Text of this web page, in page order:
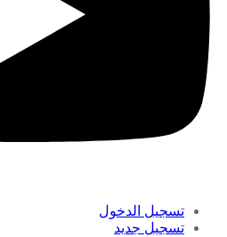
تسجيل الدخول
تسجيل جديد